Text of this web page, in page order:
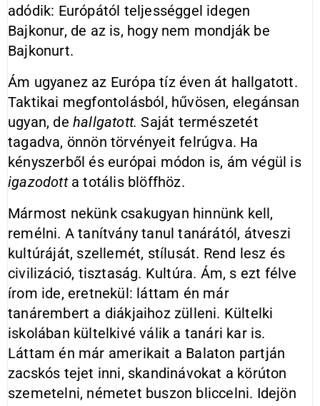
adódik: Európától teljességgel idegen
Bajkonur, de az is, hogy nem mondják be
Bajkonurt.
Ám ugyanez az Európa tíz éven át hallgatott.
Taktikai megfontolásból, hűvösen, elegánsan
ugyan, de hallgatott. Saját természetét
tagadva, önnön törvényeit felrúgva. Ha
kényszerből és európai módon is, ám végül is
igazodott a totális blöffhöz.
Mármost nekünk csakugyan hinnünk kell,
remélni. A tanítvány tanul tanárától, átveszi
kultúráját, szellemét, stílusát. Rend lesz és
civilizáció, tisztaság. Kultúra. Ám, s ezt félve
írom ide, eretnekül: láttam én már
tanárembert a diákjaihoz zülleni. Kültelki
iskolában kültelkivé válik a tanári kar is.
Láttam én már amerikait a Balaton partján
zacskós tejet inni, skandinávokat a körúton
szemetelni, németet buszon bliccelni. Idejön